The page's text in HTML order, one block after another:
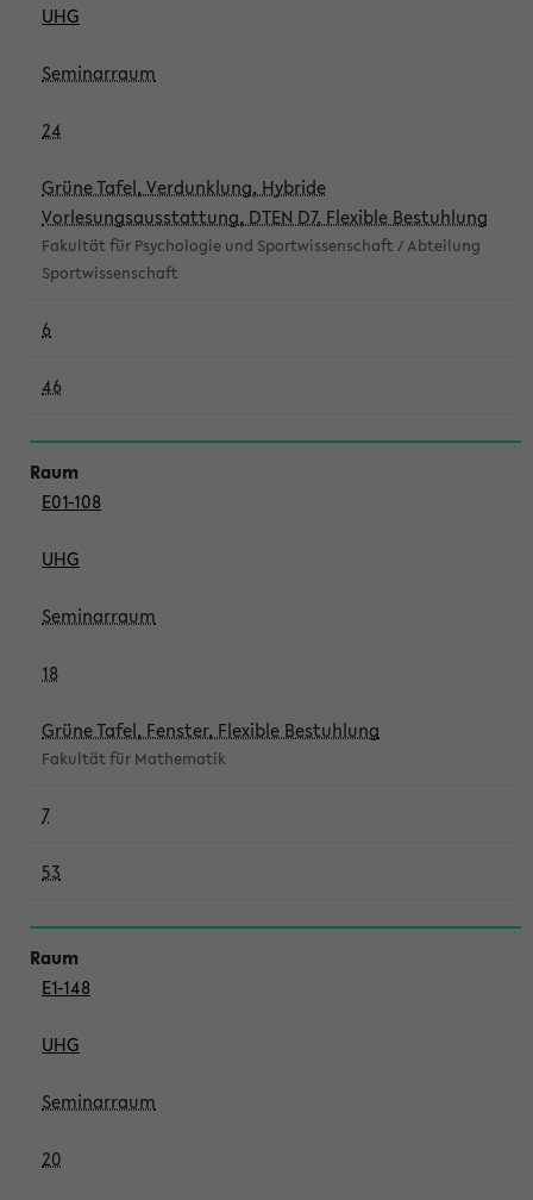
UHG
Seminarraum
24
Grüne Tafel, Verdunklung, Hybride
Vorlesungsausstattung, DTEN D7, Flexible Bestuhlung
Fakultät für Psychologie und Sportwissenschaft / Abteilung
Sportwissenschaft
6
46
E01-108
UHG
Seminarraum
18
Grüne Tafel, Fenster, Flexible Bestuhlung
Fakultät für Mathematik
7
53
E1-148
UHG
Seminarraum
20